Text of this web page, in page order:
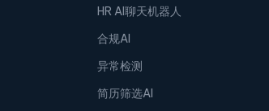
HR AI聊天机器人
合规AI
异常检测
简历筛选AI